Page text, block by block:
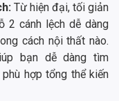
Từ hiện đại, tối giản
2 cánh lệch dễ dàng
cách nội thất nào.
bạn dễ dàng tìm
hợp tổng thể kiến